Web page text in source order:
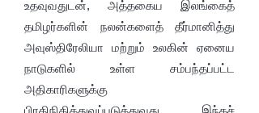
உதவுவதுடன், அத்தகைய இலங்கைத்
தமிழர்களின் நலன்களைத் தீர்மானித்து
அவுஸ்திரேலியா மற்றும் உலகின் ஏனைய
நாடுகளில் உள்ள சம்பந்தப்பட்ட
அதிகாரிகளுக்கு
பிரதிநிதித்துவப்படுத்துவது இந்தச்